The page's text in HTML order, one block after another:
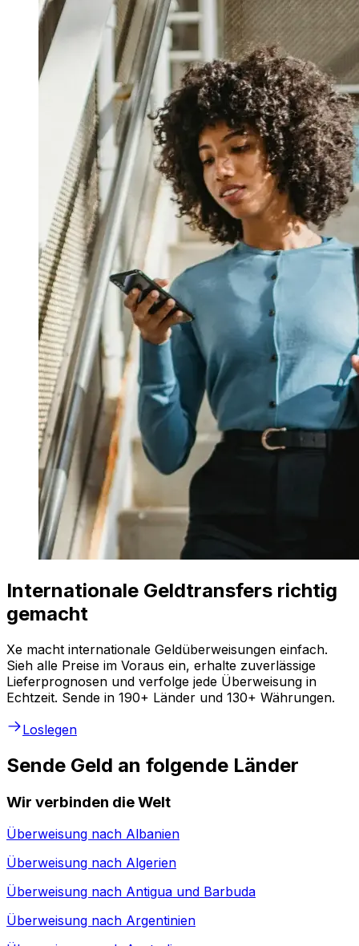
Internationale Geldtransfers richtig
gemacht
Xe macht internationale Geldüberweisungen einfach.
Sieh alle Preise im Voraus ein, erhalte zuverlässige
Lieferprognosen und verfolge jede Überweisung in
Echtzeit. Sende in 190+ Länder und 130+ Währungen.
Loslegen
Sende Geld an folgende Länder
Wir verbinden die Welt
Überweisung nach Albanien
Überweisung nach Algerien
Überweisung nach Antigua und Barbuda
Überweisung nach Argentinien